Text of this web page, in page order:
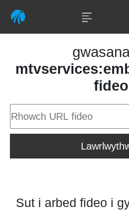
fideo
Sut i arbed fideo i